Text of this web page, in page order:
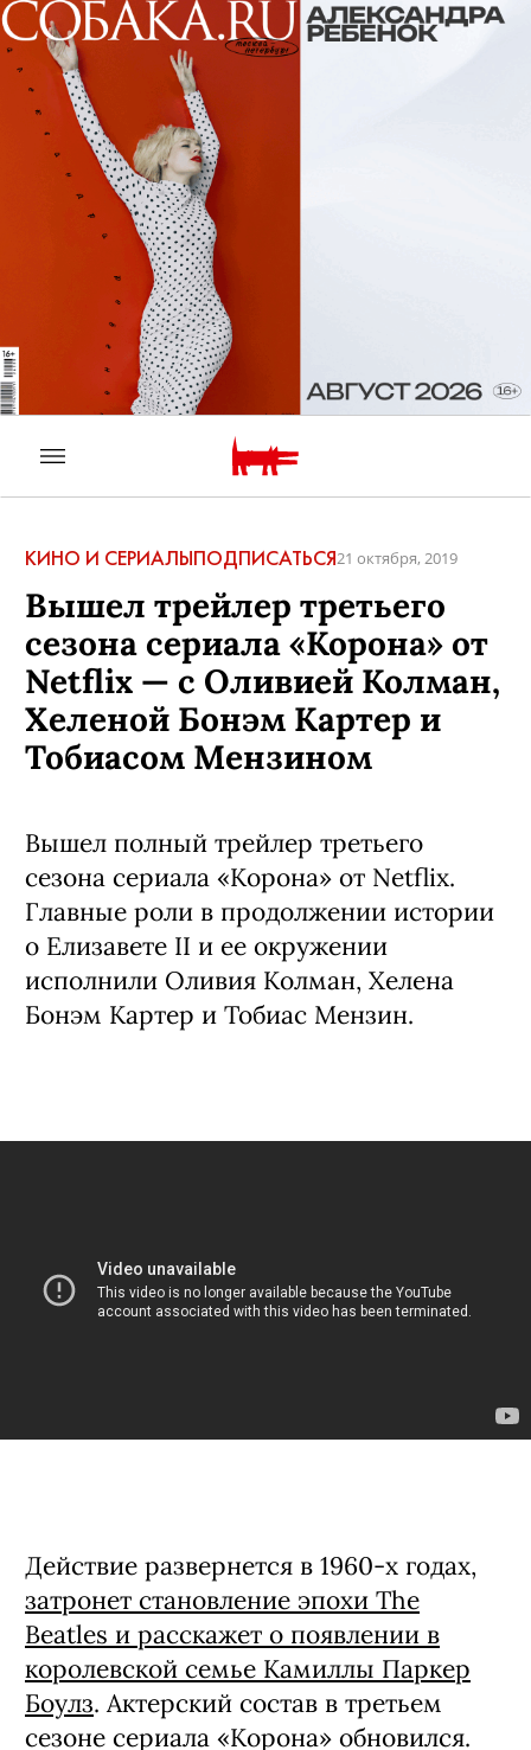
КИНО И СЕРИАЛЫПОДПИСАТЬСЯ21 октября, 2019
Вышел трейлер третьего
сезона сериала «Корона» от
Netflix — с Оливией Колман,
Хеленой Бонэм Картер и
Тобиасом Мензином
Вышел полный трейлер третьего
сезона сериала «Корона» от Netflix.
Главные роли в продолжении истории
о Елизавете II и ее окружении
исполнили Оливия Колман, Хелена
Бонэм Картер и Тобиас Мензин.
Действие развернется в 1960-х годах,
затронет становление эпохи The
Beatles и расскажет о появлении в
королевской семье Камиллы Паркер
Боулз. Актерский состав в третьем
сезоне сериала «Корона» обновился.